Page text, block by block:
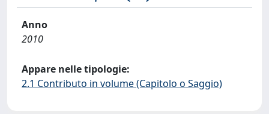
Anno
2010
Appare nelle tipologie:
2.1 Contributo in volume (Capitolo o Saggio)